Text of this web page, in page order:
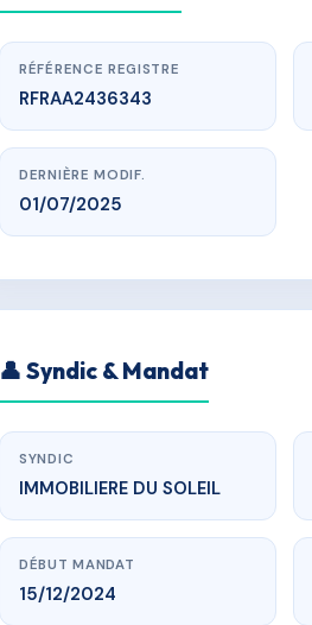
RÉFÉRENCE REGISTRE
RFRAA2436343
DERNIÈRE MODIF.
01/07/2025
👤 Syndic & Mandat
SYNDIC
IMMOBILIERE DU SOLEIL
DÉBUT MANDAT
15/12/2024